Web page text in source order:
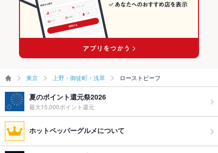
東京 上野・御徒町・浅草 ローストビーフ
夏のポイント還元祭2026
最大15,000ポイント還元
ホットペッパーグルメについて